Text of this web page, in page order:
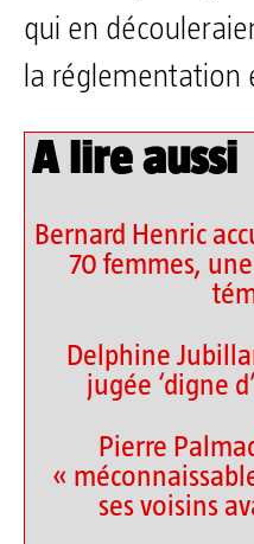
qui en
la réglementation
A lire aussi
Bernard Henric
70 femmes,
Delphine
jugée ‘digne
Pierre
«
ses voisins